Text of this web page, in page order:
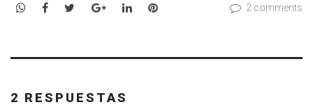
WhatsApp
Facebook
TwitterGoogle+LinkedInPinterest 2 comments
2 RESPUESTAS